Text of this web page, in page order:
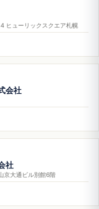
ヒューリックスクエア札幌
会社
社
京大通ビル別館6階